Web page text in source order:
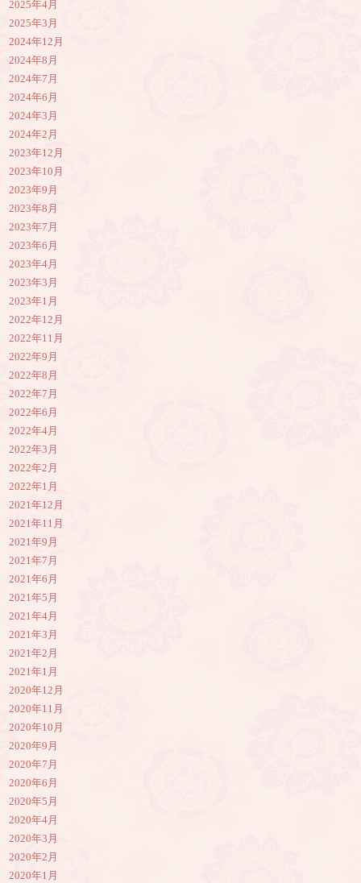
2025年4月
2025年3月
2024年12月
2024年8月
2024年7月
2024年6月
2024年3月
2024年2月
2023年12月
2023年10月
2023年9月
2023年8月
2023年7月
2023年6月
2023年4月
2023年3月
2023年1月
2022年12月
2022年11月
2022年9月
2022年8月
2022年7月
2022年6月
2022年4月
2022年3月
2022年2月
2022年1月
2021年12月
2021年11月
2021年9月
2021年7月
2021年6月
2021年5月
2021年4月
2021年3月
2021年2月
2021年1月
2020年12月
2020年11月
2020年10月
2020年9月
2020年7月
2020年6月
2020年5月
2020年4月
2020年3月
2020年2月
2020年1月